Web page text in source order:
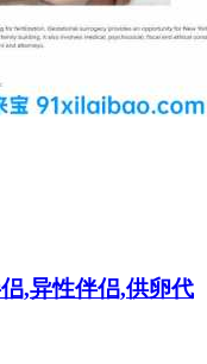
,异性伴侣,供卵代